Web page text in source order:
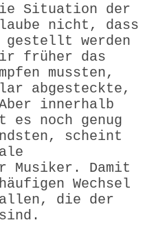
Situation der
nicht, dass
gestellt werden
früher das
mussten,
abgesteckte,
innerhalb
es noch genug
scheint
Musiker. Damit
Wechsel
die der